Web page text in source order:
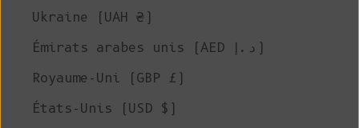
Ukraine (UAH ₴)
Émirats arabes unis (AED د.إ)
Royaume-Uni (GBP £)
États-Unis (USD $)